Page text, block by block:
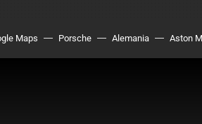
Maps Porsche Alemania Aston